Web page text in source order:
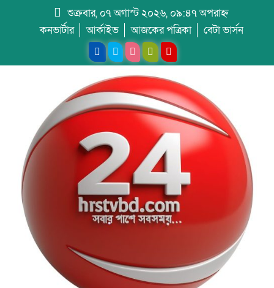
শুক্রবার, ০৭ অগাস্ট ২০২৬, ০৯:৪৭ অপরাহ্ন
কনভার্টার
আর্কাইভ আজকের পত্রিকা বেটা ভার্সন